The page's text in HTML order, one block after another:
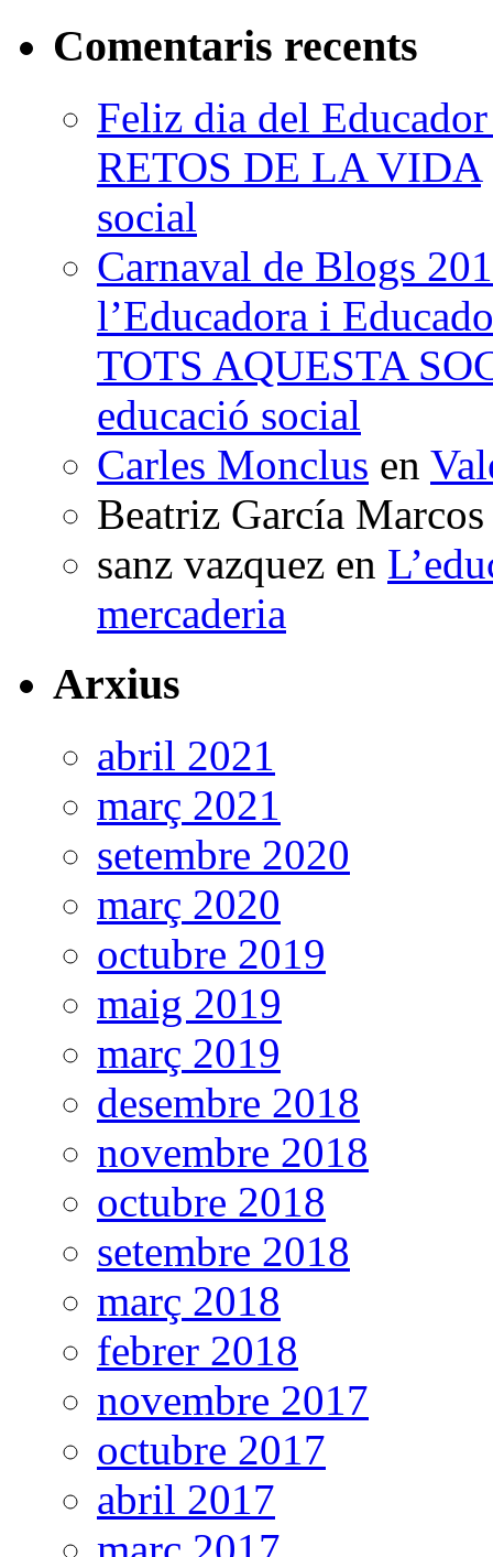
Comentaris recents
Feliz dia del
RETOS DE LA VIDA
social
Carnaval de Blogs
l’Educadora i
TOTS AQUESTA
educació social
Carles Monclus en
Beatriz García Marcos
sanz vazquez en
mercaderia
Arxius
abril 2021
març 2021
setembre 2020
març 2020
octubre 2019
maig 2019
març 2019
desembre 2018
novembre 2018
octubre 2018
setembre 2018
març 2018
febrer 2018
novembre 2017
octubre 2017
abril 2017